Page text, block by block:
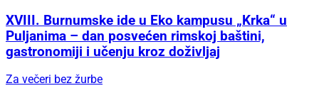
XVIII. Burnumske ide u Eko kampusu „Krka“ u
Puljanima – dan posvećen rimskoj baštini,
gastronomiji i učenju kroz doživljaj
Za večeri bez žurbe